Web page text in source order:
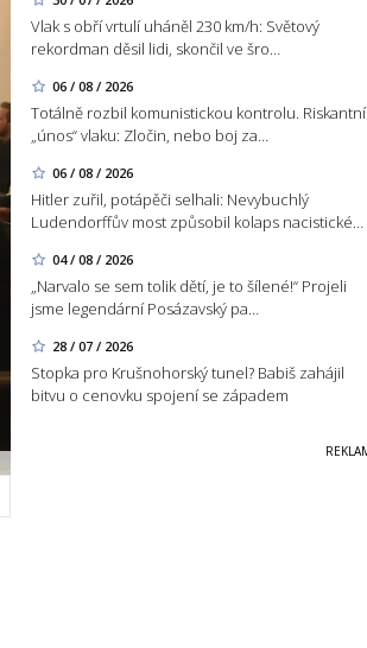
Vlak s obří vrtulí uháněl 230 km/h: Světový
rekordman děsil lidi, skončil ve šro…
06 / 08 / 2026
Totálně rozbil komunistickou kontrolu. Riskantní
„únos“ vlaku: Zločin, nebo boj za…
06 / 08 / 2026
Hitler zuřil, potápěči selhali: Nevybuchlý
Ludendorffův most způsobil kolaps nacistické…
04 / 08 / 2026
„Narvalo se sem tolik dětí, je to šílené!“ Projeli
jsme legendární Posázavský pa…
28 / 07 / 2026
Stopka pro Krušnohorský tunel? Babiš zahájil
bitvu o cenovku spojení se západem